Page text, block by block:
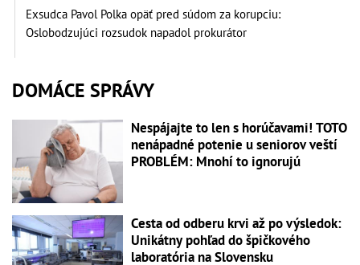
Exsudca Pavol Polka opäť pred súdom za korupciu:
Oslobodzujúci rozsudok napadol prokurátor
DOMÁCE SPRÁVY
Nespájajte to len s horúčavami! TOTO
nenápadné potenie u seniorov veští
PROBLÉM: Mnohí to ignorujú
Cesta od odberu krvi až po výsledok:
Unikátny pohľad do špičkového
laboratória na Slovensku